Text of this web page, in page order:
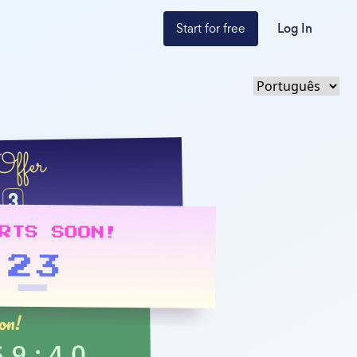
Start for free Log In